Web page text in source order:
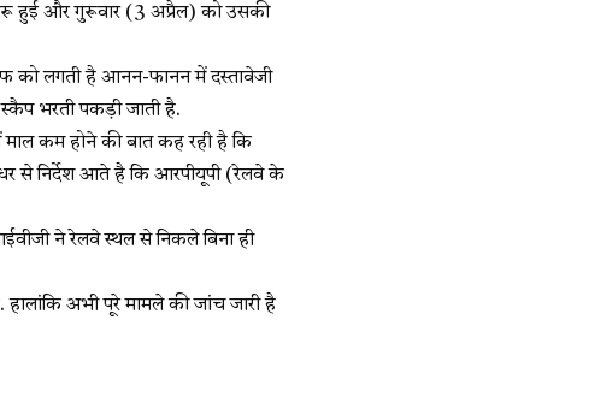
हुई और गुरूवार (3 अप्रैल) को उसकी
को लगती है आनन-फानन में दस्तावेजी
भरती पकड़ी जाती है.
कम होने की बात कह रही है कि
से निर्देश आते है कि आरपीयूपी (रेलवे के
ने रेलवे स्थल से निकले बिना ही
अभी पूरे मामले की जांच जारी है